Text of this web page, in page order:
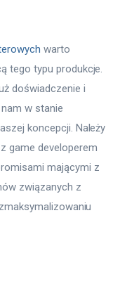
warto
tego typu produkcje.
doświadczenie i
w stanie
koncepcji. Należy
game developerem
mającymi z
związanych z